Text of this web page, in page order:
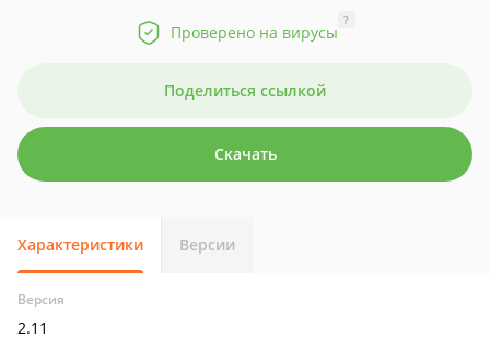
Проверено на вирусы
?
Поделиться ссылкой
Скачать
Характеристики Версии
Версия
2.11